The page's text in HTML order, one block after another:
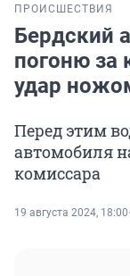
ПРОИСШЕСТВИЯ
Бердский
погоню за
удар
Перед этим
автомобиля
комиссара
19 августа 2024, 18:00